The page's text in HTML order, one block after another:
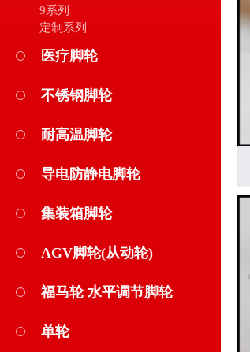
9系列
定制系列
医疗脚轮
不锈钢脚轮
耐高温脚轮
导电防静电脚轮
集装箱脚轮
AGV脚轮(从动轮)
福马轮 水平调节脚轮
单轮